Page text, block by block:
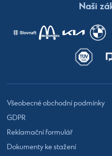
Naši
Všeobecné obchodní podmínky
GDPR
Reklamační formulář
Dokumenty ke stažení